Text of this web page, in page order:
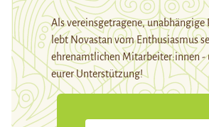
Als vereinsgetragene,
lebt Novastan vom Enthusiasmus
ehrenamtlichen Mitarbeiter:innen -
eurer Unterstützung!